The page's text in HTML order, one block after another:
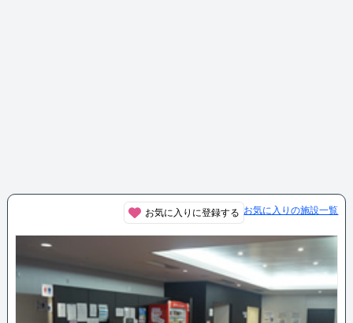
お気に入りに登録する お気に入りの施設一覧